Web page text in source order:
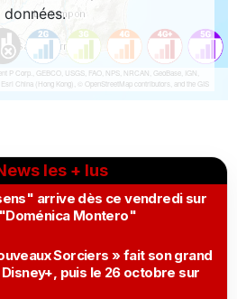
les + lus
arrive dès ce vendredi sur
Montero"
Sorciers » fait son grand
puis le 26 octobre sur